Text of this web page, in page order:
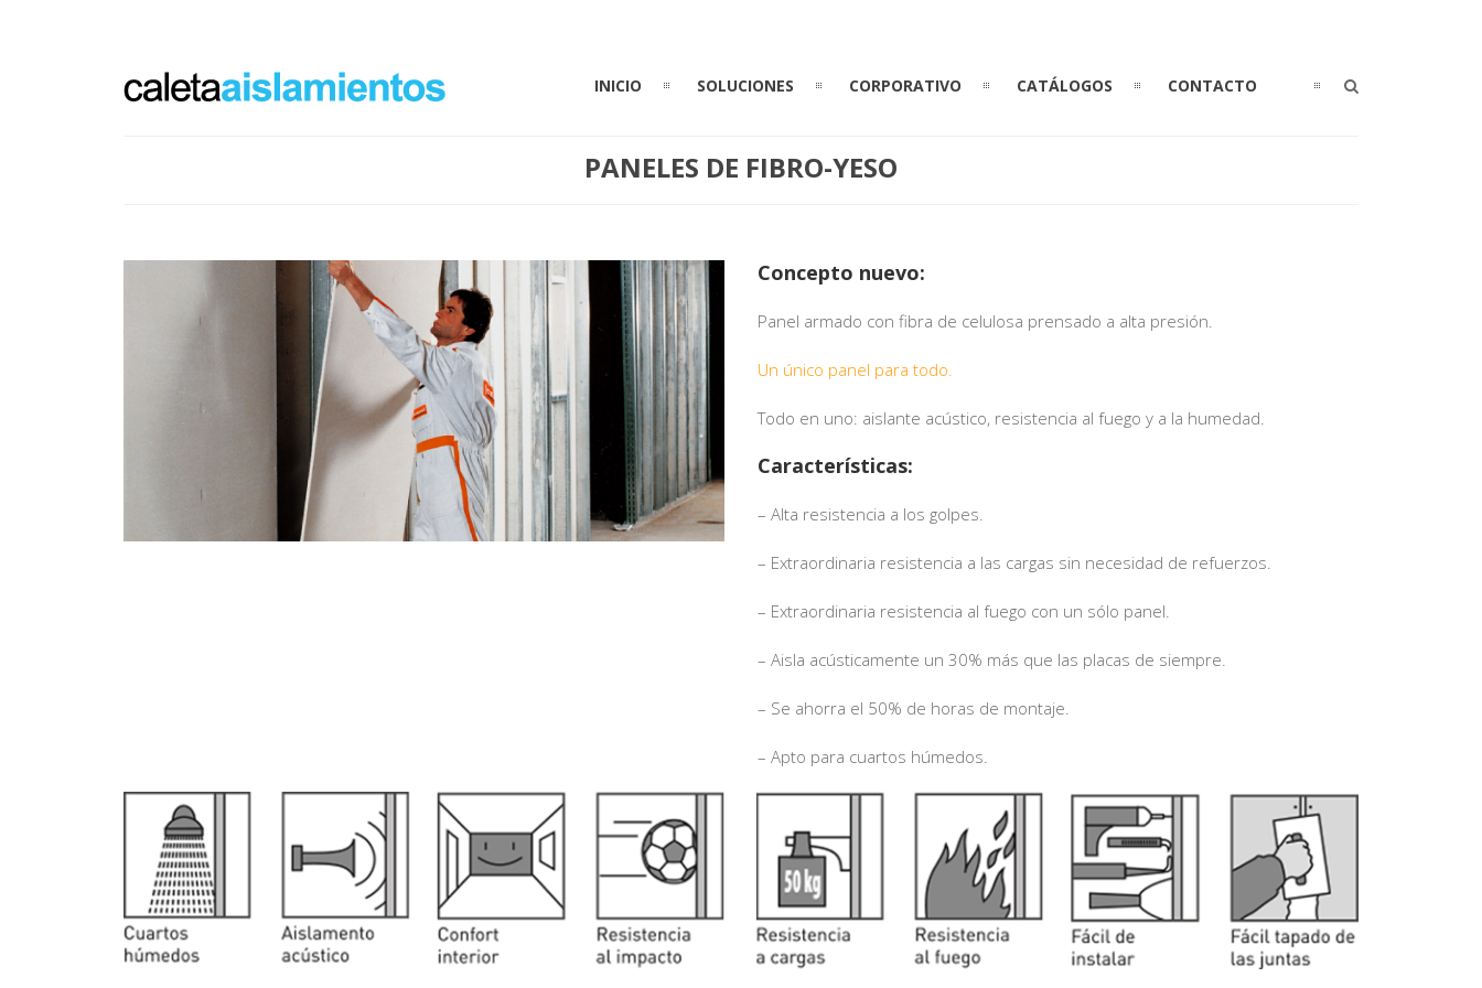
INICIO SOLUCIONES CORPORATIVO CATÁLOGOS CONTACTO
PANELES DE FIBRO-YESO
Concepto nuevo:
Panel armado con fibra de celulosa prensado a alta presión.
Un único panel para todo.
Todo en uno: aislante acústico, resistencia al fuego y a la humedad.
Características:
– Alta resistencia a los golpes.
– Extraordinaria resistencia a las cargas sin necesidad de refuerzos.
– Extraordinaria resistencia al fuego con un sólo panel.
– Aisla acústicamente un 30% más que las placas de siempre.
– Se ahorra el 50% de horas de montaje.
– Apto para cuartos húmedos.